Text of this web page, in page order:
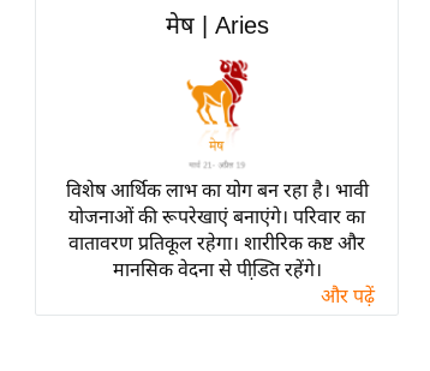
व्रत
त्योहार
राशिफल
विश्लेषण
मेष | Aries
विशेष आर्थिक लाभ का योग बन रहा है। भावी
योजनाओं की रूपरेखाएं बनाएंगे। परिवार का
वातावरण प्रतिकूल रहेगा। शारीरिक कष्ट और
मानसिक वेदना से पीडि़त रहेंगे।
और पढ़ें